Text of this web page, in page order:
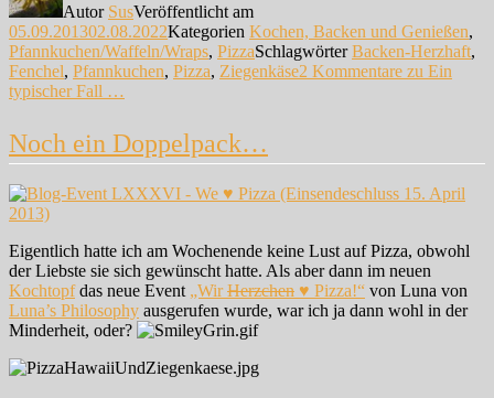
Autor SusVeröffentlicht am
05.09.201302.08.2022Kategorien Kochen, Backen und Genießen,
Pfannkuchen/Waffeln/Wraps, PizzaSchlagwörterBacken-Herzhaft,
Fenchel, Pfannkuchen, Pizza, Ziegenkäse2 Kommentare zu Ein
typischer Fall …
Noch ein Doppelpack…
Eigentlich hatte ich am Wochenende keine Lust auf Pizza, obwohl
der Liebste sie sich gewünscht hatte. Als aber dann im neuen
Kochtopfdas neue Event „WirHerzchen ♥ Pizza!“ von Luna von
Luna’s Philosophy ausgerufen wurde, war ich ja dann wohl in der
Minderheit, oder?